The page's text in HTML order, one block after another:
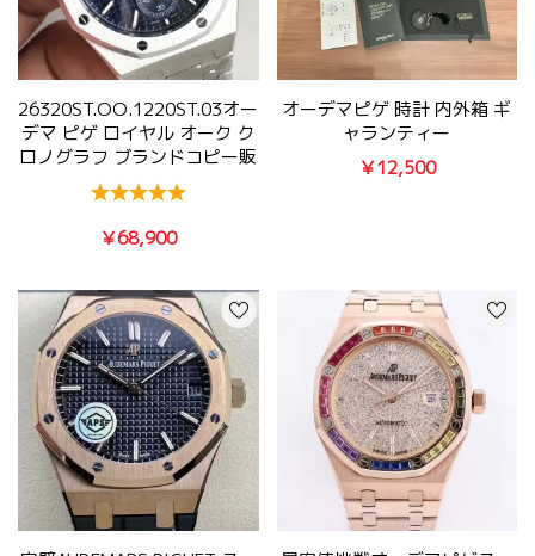
26320ST.OO.1220ST.03オー
デマ ピゲ ロイヤル オーク ク
ロノグラフ ブランドコピー販
売店
￥68,900
オーデマピゲ 時計 内外箱 ギ
ャランティー
￥12,500